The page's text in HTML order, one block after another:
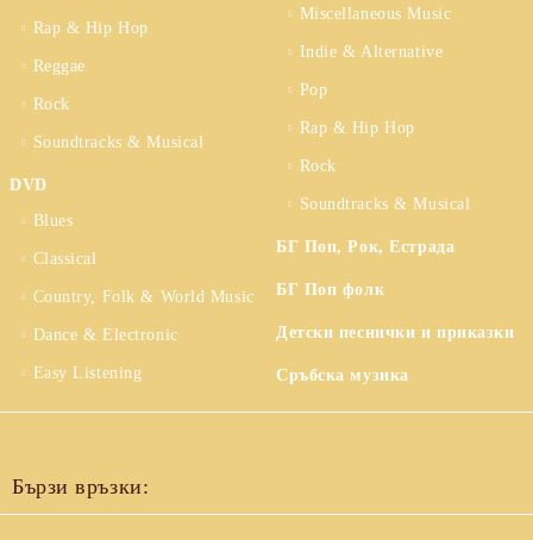
Rap & Hip Hop
Reggae
Rock
Soundtracks & Musical
DVD
Blues
Classical
Country, Folk & World Music
Dance & Electronic
Easy Listening
Miscellaneous Music
Indie & Alternative
Pop
Rap & Hip Hop
Rock
Soundtracks & Musical
БГ Поп, Рок, Естрада
БГ Поп фолк
Детски песнички и приказки
Сръбска музика
Бързи връзки: